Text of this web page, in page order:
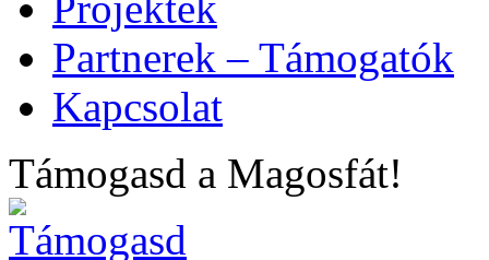
Partnerek – Támogatók
Kapcsolat
Támogasd a Magosfát!